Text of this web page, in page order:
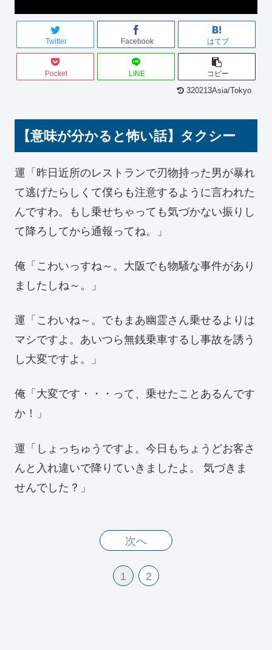
Twitter Facebook はてブ
Pocket LINE コピー
320213Asia/Tokyo
【意味が分かると怖い話】タクシー
運「昨日近所のレストランで刃物持った男が暴れ
て逃げたらしくて僕らも注意するように言われた
んですわ。もし乗せちゃっても気づかない振りし
て降ろしてから通報ってね。」
俺「こわいっすね～。大阪でも物騒な事件があり
ましたしね～。」
運「こわいね～。でもまあ幽霊さん乗せるよりは
マシですよ。あいつら無銭乗車するし事故を誘う
し大変ですよ。」
俺「大変です・・・って、乗せたことあるんです
か！」
運「しょっちゅうですよ。今日もちょうどお客さ
んと入れ違いで降りていきましたよ。 気づきま
せんでした？」
次へ
1 2